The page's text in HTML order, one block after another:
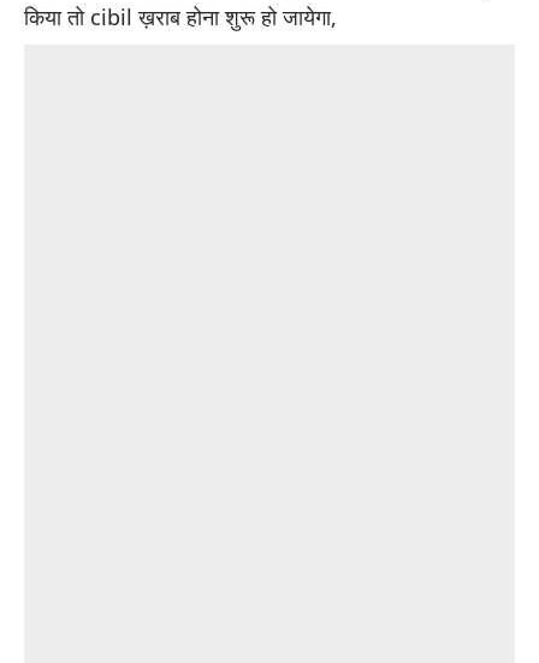
किया तो cibil ख़राब होना शुरू हो जायेगा,